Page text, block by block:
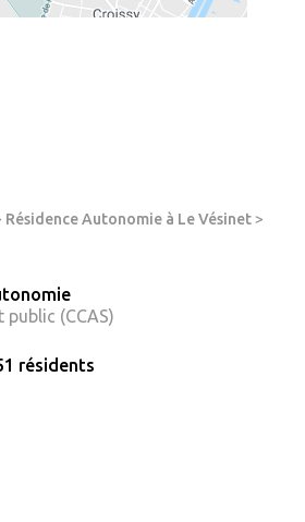
Résidence Autonomie à Le Vésinet >
public (CCAS)
résidents